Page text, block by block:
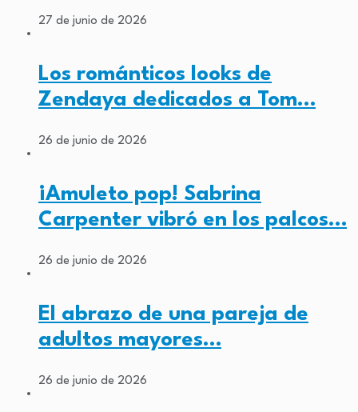
27 de junio de 2026
Los románticos looks de
Zendaya dedicados a Tom…
26 de junio de 2026
¡Amuleto pop! Sabrina
Carpenter vibró en los palcos…
26 de junio de 2026
El abrazo de una pareja de
adultos mayores…
26 de junio de 2026